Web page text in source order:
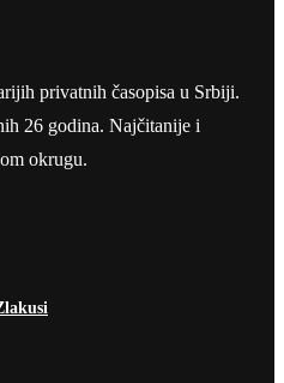
privatnih časopisa u Srbiji.
26 godina. Najčitanije i
okrugu.